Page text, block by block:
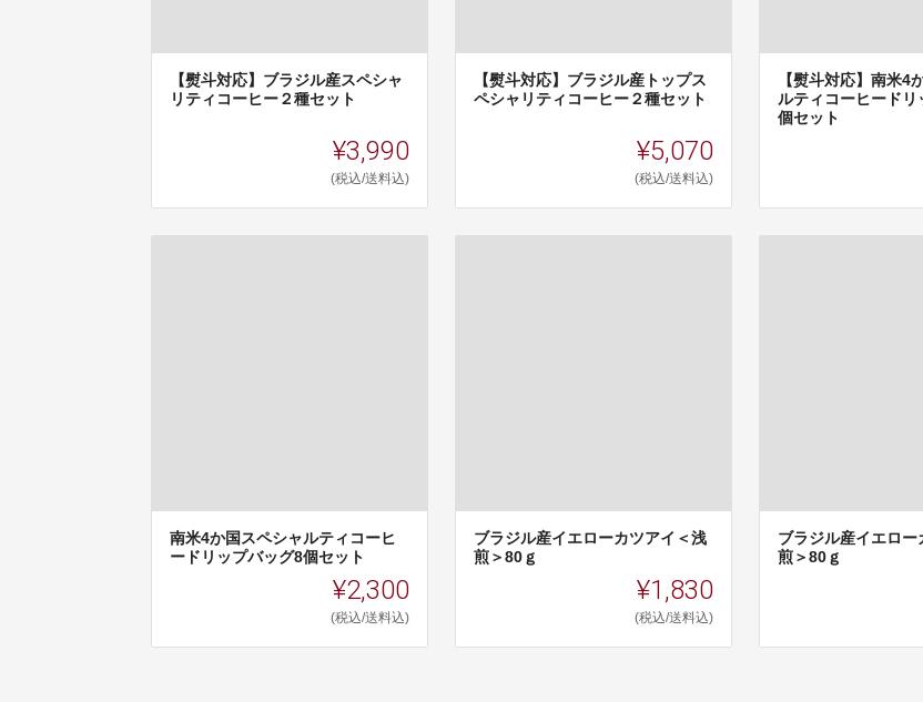
【熨斗対応】ブラジル産スペシャ
リティコーヒー２種セット
¥3,990
(税込/送料込)
【熨斗対応】ブラジル産トップス
ペシャリティコーヒー２種セット
¥5,070
(税込/送料込)
【熨斗対応】南米4
ルティコーヒードリ
個セット
南米4か国スペシャルティコーヒ
ードリップバッグ8個セット
¥2,300
(税込/送料込)
ブラジル産イエローカツアイ＜浅
煎＞80ｇ
¥1,830
(税込/送料込)
ブラジル産イエロー
煎＞80ｇ